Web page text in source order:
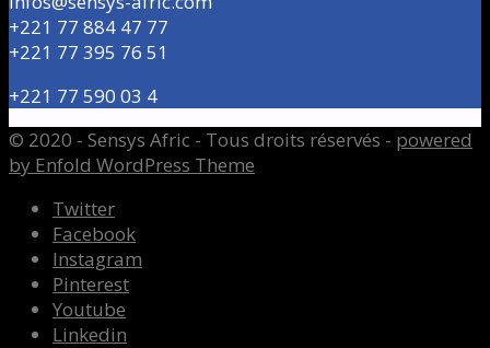
+221 77 884 47 77
+221 77 395 76 51
+221 77 590 03 4
© 2020 - Sensys Afric - Tous droits réservés - powered
by Enfold WordPress Theme
Twitter
Facebook
Instagram
Pinterest
Youtube
Linkedin